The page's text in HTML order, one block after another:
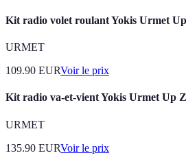
Kit radio volet roulant Yokis Urmet
URMET
109.90 EURVoir le prix
Kit radio va-et-vient Yokis Urmet Up
URMET
135.90 EURVoir le prix